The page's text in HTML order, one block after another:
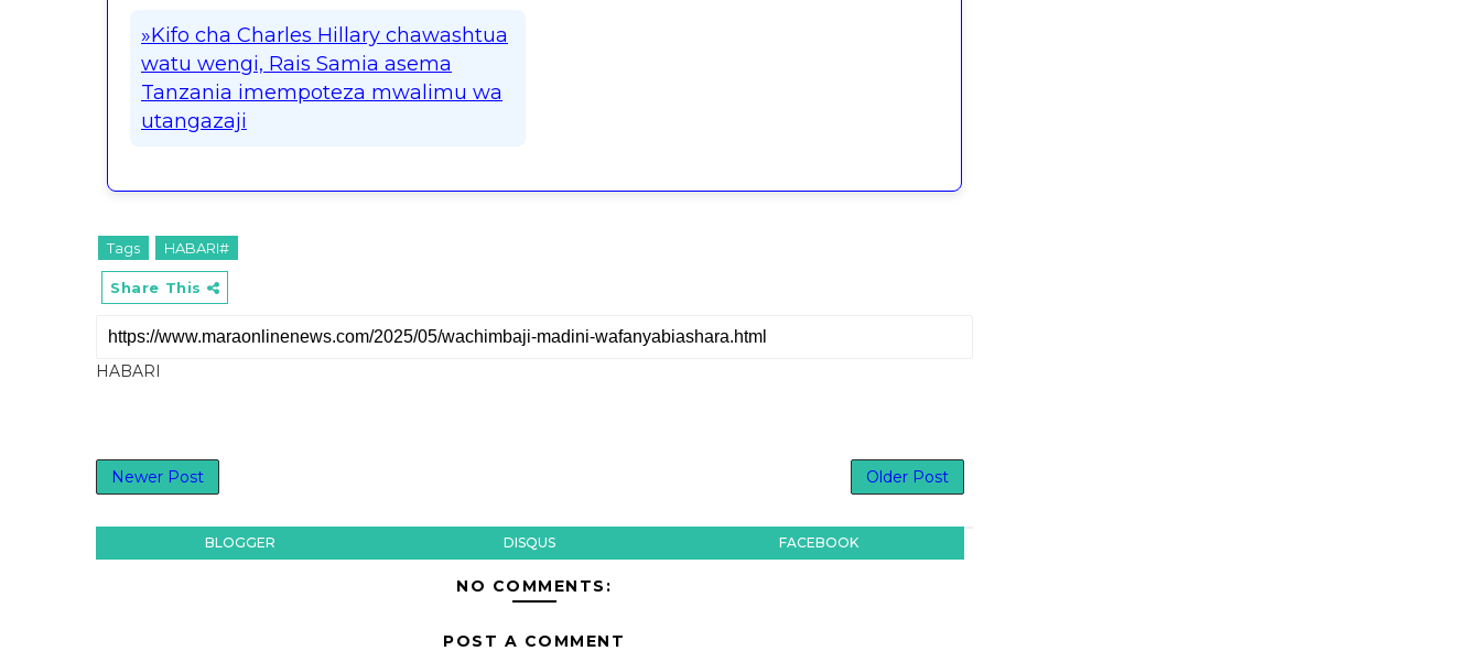
»Kifo cha Charles Hillary chawashtua
watu wengi, Rais Samia asema
Tanzania imempoteza mwalimu wa
utangazaji
Tags HABARI#
Share This
HABARI
Newer Post Older Post
BLOGGER DISQUS FACEBOOK
NO COMMENTS:
POST A COMMENT